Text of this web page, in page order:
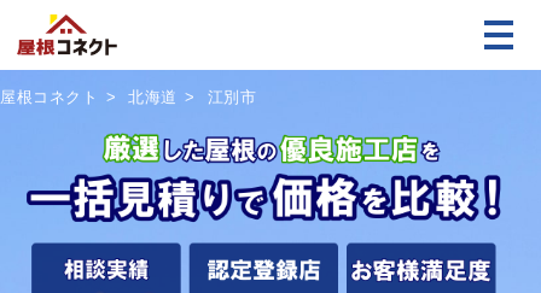
屋根コネクト 北海道 江別市